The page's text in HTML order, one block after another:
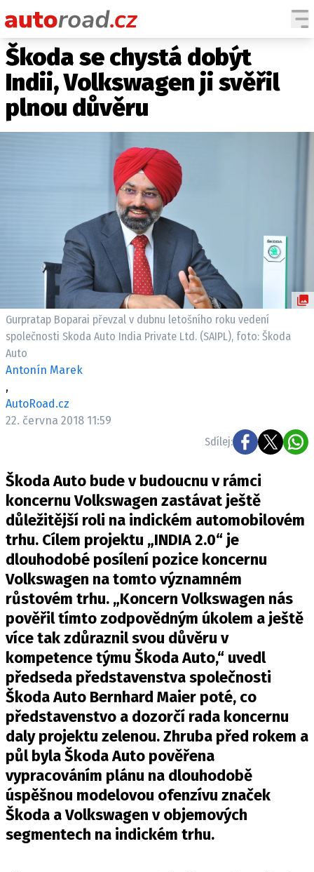
AUTA
TESTY AUT
NOVINKY
SPY
HISTORIE
ZAJÍMAVOSTI
TECHNIKA
EKONOMIKA
ČESKÝ TRH
TUNING
PROFI
ELEKTRO
TISKOVKY
ROZHOVORY
DAKAR
Z DOMOVA
ZE SVĚTA
MOTORSPORT
PIT LANE
ČEŠI V AKCI
FIA CEZ & POHÁRY
MEZINÁRODNÍ SCÉNA
SLEDUJTE NÁS NA|
Máte příběh, fotku nebo video?
Pošlete e-mail na autoroad.cz
Škoda se chystá dobýt
Indii, Volkswagen ji svěřil
plnou důvěru
Gurpratap Boparai převzal v dubnu letošního roku vedení
společnosti Skoda Auto India Private Ltd. (SAIPL), foto: Škoda
Auto
Antonín Marek
,
AutoRoad.cz
22. června 2018 11:59
Sdílej:
Škoda Auto bude v budoucnu v rámci
koncernu Volkswagen zastávat ještě
důležitější roli na indickém automobilovém
trhu. Cílem projektu „INDIA 2.0“ je
dlouhodobé posílení pozice koncernu
Volkswagen na tomto významném
růstovém trhu. „Koncern Volkswagen nás
pověřil tímto zodpovědným úkolem a ještě
více tak zdůraznil svou důvěru v
kompetence týmu Škoda Auto,“ uvedl
předseda představenstva společnosti
Škoda Auto Bernhard Maier poté, co
představenstvo a dozorčí rada koncernu
daly projektu zelenou. Zhruba před rokem a
půl byla Škoda Auto pověřena
vypracováním plánu na dlouhodobě
úspěšnou modelovou ofenzívu značek
Škoda a Volkswagen v objemových
segmentech na indickém trhu.